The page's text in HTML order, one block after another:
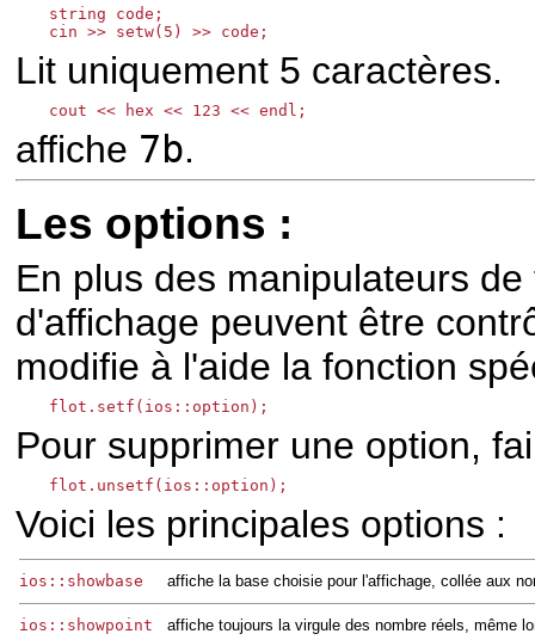
string code;
cin >> setw(5) >> code;
Lit uniquement 5 caractères.
affiche 7b.
Les options :
En plus des manipulateurs
d'affichage peuvent être
modifie à l'aide la fonction
flot.setf(ios::option);
Pour supprimer une option,
flot.unsetf(ios::option);
Voici les principales options :
ios::showbase affiche la base choisie pour l'affichage, collée aux
ios::showpoint affiche toujours la virgule des nombre réels, même